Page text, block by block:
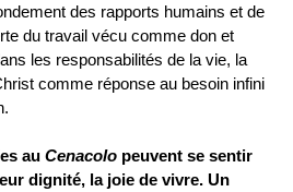
des rapports humains et de
du travail vécu comme don et
les responsabilités de la vie, la
comme réponse au besoin infini
au Cenacolo peuvent se sentir
dignité, la joie de vivre. Un